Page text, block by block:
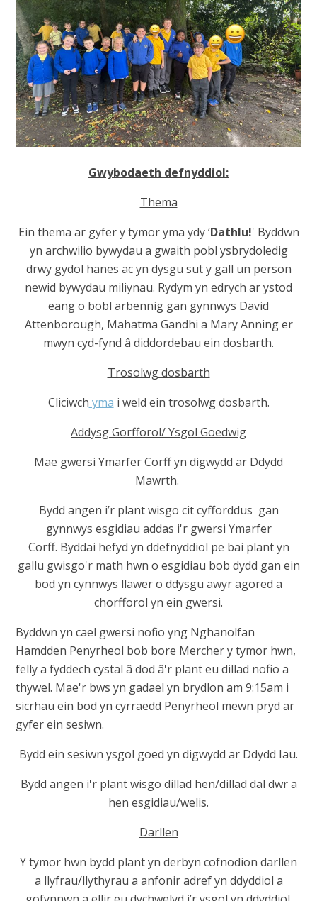
Gwybodaeth defnyddiol:
Thema
Ein thema ar gyfer y tymor yma ydy ‘Dathlu!' Byddwn
yn archwilio bywydau a gwaith pobl ysbrydoledig
drwy gydol hanes ac yn dysgu sut y gall un person
newid bywydau miliynau. Rydym yn edrych ar ystod
eang o bobl arbennig gan gynnwys David
Attenborough, Mahatma Gandhi a Mary Anning er
mwyn cyd-fynd â diddordebau ein dosbarth.
Trosolwg dosbarth
Cliciwch yma i weld ein trosolwg dosbarth.
Addysg Gorfforol/ Ysgol Goedwig
Mae gwersi Ymarfer Corff yn digwydd ar Ddydd
Mawrth.
Bydd angen i’r plant wisgo cit cyfforddus gan
gynnwys esgidiau addas i'r gwersi Ymarfer
Corff. Byddai hefyd yn ddefnyddiol pe bai plant yn
gallu gwisgo'r math hwn o esgidiau bob dydd gan ein
bod yn cynnwys llawer o ddysgu awyr agored a
chorfforol yn ein gwersi.
Byddwn yn cael gwersi nofio yng Nghanolfan
Hamdden Penyrheol bob bore Mercher y tymor hwn,
felly a fyddech cystal â dod â'r plant eu dillad nofio a
thywel. Mae'r bws yn gadael yn brydlon am 9:15am i
sicrhau ein bod yn cyrraedd Penyrheol mewn pryd ar
gyfer ein sesiwn.
Bydd ein sesiwn ysgol goed yn digwydd ar Ddydd Iau.
Bydd angen i'r plant wisgo dillad hen/dillad dal dwr a
hen esgidiau/welis.
Darllen
Y tymor hwn bydd plant yn derbyn cofnodion darllen
a llyfrau/llythyrau a anfonir adref yn ddyddiol a